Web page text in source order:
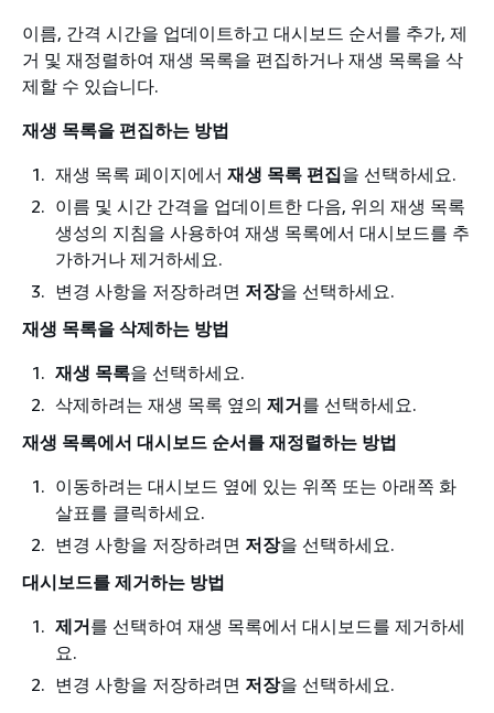
이름, 간격 시간을 업데이트하고 대시보드 순서를 추가, 제
거 및 재정렬하여 재생 목록을 편집하거나 재생 목록을 삭
제할 수 있습니다.
재생 목록을 편집하는 방법
재생 목록 페이지에서 재생 목록 편집을 선택하세요.
이름 및 시간 간격을 업데이트한 다음, 위의 재생 목록
생성의 지침을 사용하여 재생 목록에서 대시보드를 추
가하거나 제거하세요.
변경 사항을 저장하려면 저장을 선택하세요.
재생 목록을 삭제하는 방법
재생 목록을 선택하세요.
삭제하려는 재생 목록 옆의 제거를 선택하세요.
재생 목록에서 대시보드 순서를 재정렬하는 방법
이동하려는 대시보드 옆에 있는 위쪽 또는 아래쪽 화
살표를 클릭하세요.
변경 사항을 저장하려면 저장을 선택하세요.
대시보드를 제거하는 방법
제거를 선택하여 재생 목록에서 대시보드를 제거하세
요.
변경 사항을 저장하려면 저장을 선택하세요.